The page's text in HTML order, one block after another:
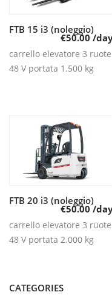
Leggi tutto
FTB 15 i3 (noleggio)
€50.00/
carrello elevatore 3 ruote
48 V portata 1.500 kg
Leggi tutto
FTB 20 i3 (noleggio)
€50.00/
carrello elevatore 3 ruote
48 V portata 2.000 kg
CATEGORIES